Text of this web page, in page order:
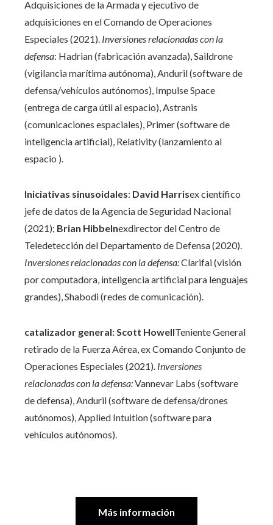
Adquisiciones de la Armada y ejecutivo de
adquisiciones en el Comando de Operaciones
Especiales (2021). Inversiones relacionadas con la
defensa: Hadrian (fabricación avanzada), Saildrone
(vigilancia marítima autónoma), Anduril (software de
defensa/vehículos autónomos), Impulse Space
(entrega de carga útil al espacio), Astranis
(comunicaciones espaciales), Primer (software de
inteligencia artificial), Relativity (lanzamiento al
espacio ).
Iniciativas sinusoidales: David Harrisex científico
jefe de datos de la Agencia de Seguridad Nacional
(2021); Brian Hibbelnexdirector del Centro de
Teledetección del Departamento de Defensa (2020).
Inversiones relacionadas con la defensa:Clarifai (visión
por computadora, inteligencia artificial para lenguajes
grandes), Shabodi (redes de comunicación).
catalizador general: Scott HowellTeniente General
retirado de la Fuerza Aérea, ex Comando Conjunto de
Operaciones Especiales (2021). Inversiones
relacionadas con la defensa:Vannevar Labs (software
de defensa), Anduril (software de defensa/drones
autónomos), Applied Intuition (software para
vehículos autónomos).
Más información